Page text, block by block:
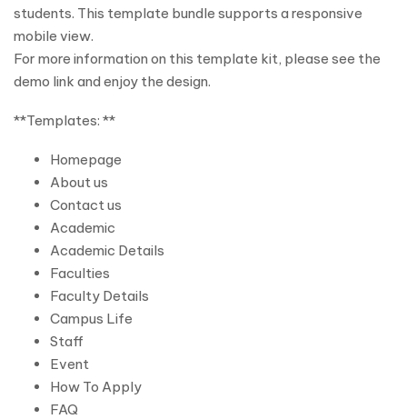
students. This template bundle supports a responsive
mobile view.
For more information on this template kit, please see the
demo link and enjoy the design.
**Templates: **
Homepage
About us
Contact us
Academic
Academic Details
Faculties
Faculty Details
Campus Life
Staff
Event
How To Apply
FAQ